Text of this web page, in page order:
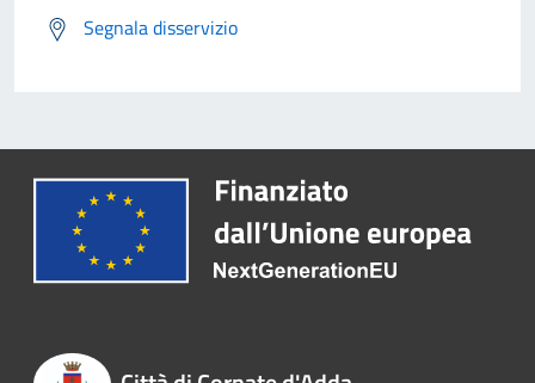
Segnala disservizio